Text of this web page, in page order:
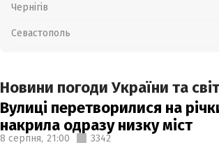
Чернігів
Севастополь
Новини погоди України та
Вулиці перетворилися на
накрила одразу низку міст
8 серпня, 21:00 3342